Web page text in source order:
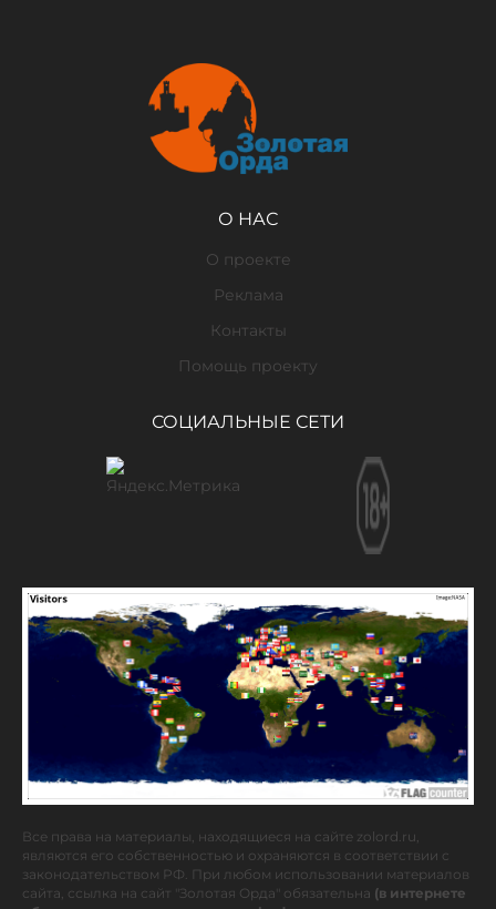
О НАС
О проекте
Реклама
Контакты
Помощь проекту
СОЦИАЛЬНЫЕ СЕТИ
Все права на материалы, находящиеся на сайте zolord.ru,
являются его собственностью и охраняются в соответствии с
законодательством РФ. При любом использовании материалов
сайта, ссылка на сайт "Золотая Орда" обязательна (в интернете